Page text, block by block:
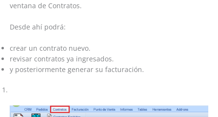
ventana de Contratos.
Desde ahí podrá:
crear un contrato nuevo.
revisar contratos ya ingresados.
y posteriormente generar su facturación.